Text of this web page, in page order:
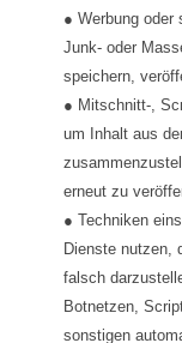
● Werbung oder
Junk- oder
speichern,
● Mitschnitt-,
um Inhalt aus
erneut zu
● Techniken
Dienste nutzen,
falsch
Botnetzen,
sonstigen